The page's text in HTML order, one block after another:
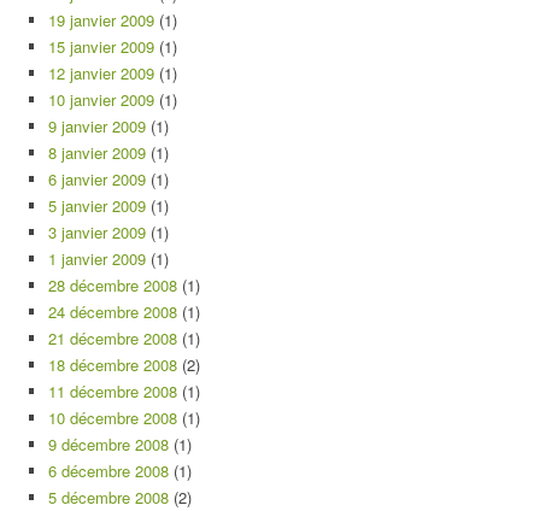
19 janvier 2009 (1)
15 janvier 2009 (1)
12 janvier 2009 (1)
10 janvier 2009 (1)
9 janvier 2009 (1)
8 janvier 2009 (1)
6 janvier 2009 (1)
5 janvier 2009 (1)
3 janvier 2009 (1)
1 janvier 2009 (1)
28 décembre 2008 (1)
24 décembre 2008 (1)
21 décembre 2008 (1)
18 décembre 2008 (2)
11 décembre 2008 (1)
10 décembre 2008 (1)
9 décembre 2008 (1)
6 décembre 2008 (1)
5 décembre 2008 (2)